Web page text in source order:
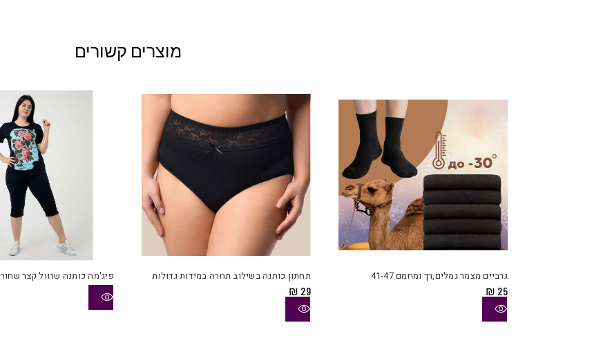
מוצרים קשורים
פיג'מה כותנה שרוול קצר שחור
מספר
סוגים.
ניתן
תחתון כותנה בשילוב תחרה במידות גדולות
₪ 29
למוצר
מספר
סוגים.
ניתן
גרביים מצמר גמלים,רך ומחמם 41-47
₪ 25